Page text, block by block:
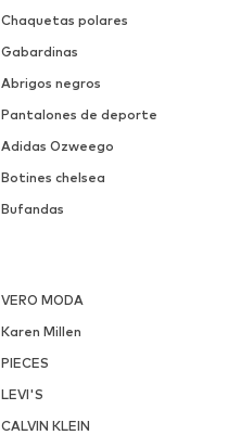
Chaquetas polares
Gabardinas
Abrigos negros
Pantalones de deporte
Adidas Ozweego
Botines chelsea
Bufandas
VERO MODA
Karen Millen
PIECES
LEVI'S
CALVIN KLEIN